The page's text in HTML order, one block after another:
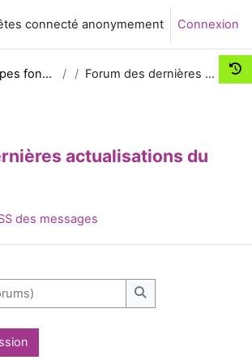
connecté anonymement Connexion
Institutions et principes fondamentaux du procès civil Forum des dernières actualisations du cours
actualisations du
des messages
Recherche (forums)